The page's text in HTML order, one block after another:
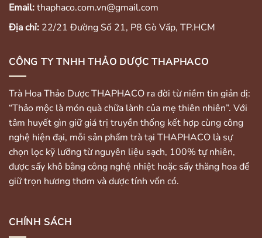
Email:thaphaco.com.vn@gmail.com
Địa chỉ: 22/21 Đường Số 21, P8 Gò Vấp, TP.HCM
CÔNG TY TNHH THẢO DƯỢC THAPHACO
Trà Hoa Thảo Dược THAPHACO ra đời từ niềm tin giản dị:
“Thảo mộc là món quà chữa lành của mẹ thiên nhiên”. Với
tâm huyết gìn giữ giá trị truyền thống kết hợp cùng công
nghệ hiện đại, mỗi sản phẩm trà tại THAPHACO là sự
chọn lọc kỹ lưỡng từ nguyên liệu sạch, 100% tự nhiên,
được sấy khô bằng công nghệ nhiệt hoặc sấy thăng hoa để
giữ trọn hương thơm và dược tính vốn có.
CHÍNH SÁCH